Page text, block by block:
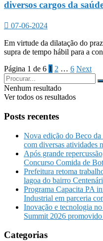
diversos cargos da
07-06-2024
Em virtude da dilatação do
supra de tempo hábil para a
Página 1 de 6 1 2 … 6 Next
Nenhum resultado
Ver todos os resultados
Posts recentes
Nova edição do Beco
com diversas atividades
Após grande
Concurso Comida de
Prefeitura retoma
lagoa do bairro
Programa Capacita PA
Industrial em parceria
Inovação e tecnologia
Summit 2026 promovido
Categorias